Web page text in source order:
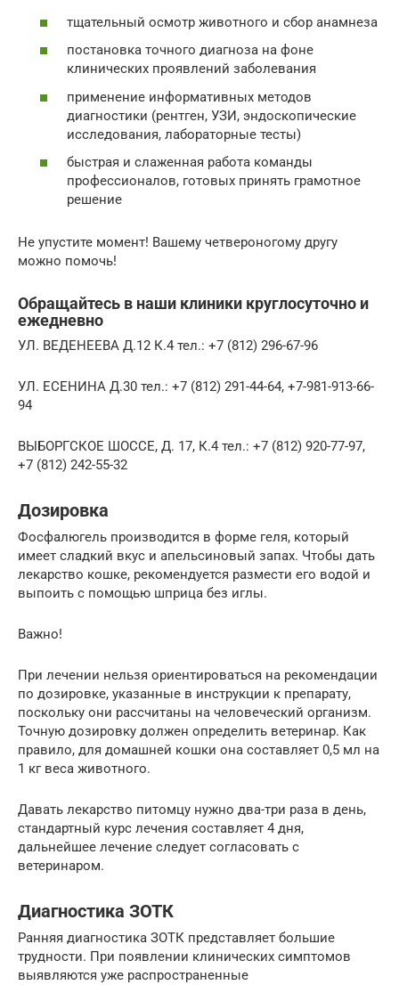
тщательный осмотр животного и сбор анамнеза
постановка точного диагноза на фоне
клинических проявлений заболевания
применение информативных методов
диагностики (рентген, УЗИ, эндоскопические
исследования, лабораторные тесты)
быстрая и слаженная работа команды
профессионалов, готовых принять грамотное
решение
Не упустите момент! Вашему четвероногому другу
можно помочь!
Обращайтесь в наши клиники круглосуточно и
ежедневно
УЛ. ВЕДЕНЕЕВА Д.12 К.4 тел.: +7 (812) 296-67-96
УЛ. ЕСЕНИНА Д.30 тел.: +7 (812) 291-44-64, +7-981-913-66-
94
ВЫБОРГСКОЕ ШОССЕ, Д. 17, К.4 тел.: +7 (812) 920-77-97,
+7 (812) 242-55-32
Дозировка
Фосфалюгель производится в форме геля, который
имеет сладкий вкус и апельсиновый запах. Чтобы дать
лекарство кошке, рекомендуется размести его водой и
выпоить с помощью шприца без иглы.
Важно!
При лечении нельзя ориентироваться на рекомендации
по дозировке, указанные в инструкции к препарату,
поскольку они рассчитаны на человеческий организм.
Точную дозировку должен определить ветеринар. Как
правило, для домашней кошки она составляет 0,5 мл на
1 кг веса животного.
Давать лекарство питомцу нужно два-три раза в день,
стандартный курс лечения составляет 4 дня,
дальнейшее лечение следует согласовать с
ветеринаром.
Диагностика ЗОТК
Ранняя диагностика ЗОТК представляет большие
трудности. При появлении клинических симптомов
выявляются уже распространенные